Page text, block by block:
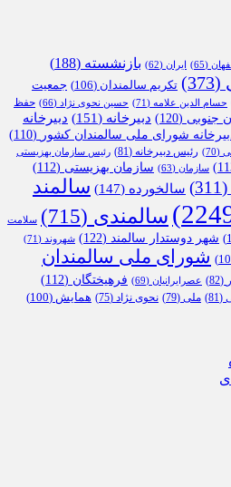
(65) ایران (62) بازنشسته (188)
(373) تکریم سالمندان (106)
جمعیت
حسام الدین علامه (71) حسین نحوی نژاد (66)
حفظ
جنوبی (120) دبیرخانه (151)
دبیرخانه
شورای ملی سالمندان کشور (110)
(70) رئیس دبیرخانه (81)
رئیس سازمان بهزیستی
سازمان (63) سازمان بهزیستی (112)
(311) سالخورده (147)
سالمند
سالمندی (715)
سلامت
شهر دوستدار سالمند (122) شهروند (71)
شورای ملی سالمندان
(82) عصرایرانیان (69) فرهیختگان (112)
(81) ملی (79) نحوی نژاد (75) همایش (100)